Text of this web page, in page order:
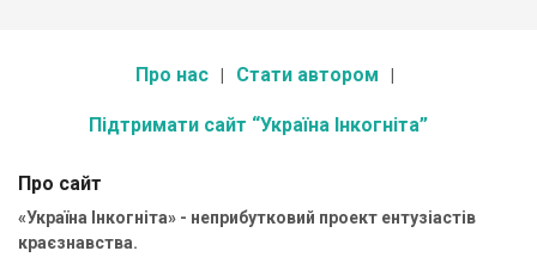
Про нас Стати автором
Підтримати сайт “Україна Інкогніта”
Про сайт
«Україна Інкогніта» - неприбутковий проект ентузіастів
краєзнавства.